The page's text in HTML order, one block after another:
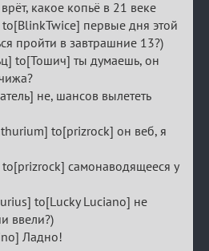
какое копьё в 21 веке
первые дня этой
пройти в завтрашние 13?)
to[Тошич] ты думаешь, он
не, шансов вылететь
to[prizrock] он веб, я
самонаводящееся у
to[Lucky Luciano] не
ввели?)
Ладно!